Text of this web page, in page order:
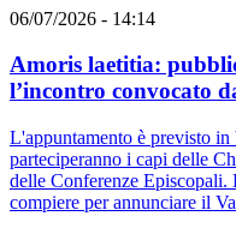
06/07/2026 - 14:14
Amoris laetitia:
l’incontro convocato
L'appuntamento è previsto
parteciperanno i capi delle
delle Conferenze Episcopali.
compiere per annunciare il